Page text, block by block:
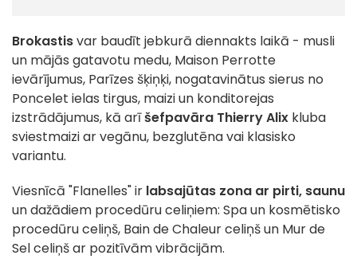
Brokastisvar baudīt jebkurā diennakts laikā - musli
un mājās gatavotu medu, Maison Perrotte
ievārījumus, Parīzes šķiņķi, nogatavinātus sierus no
Poncelet ielas tirgus, maizi un konditorejas
izstrādājumus, kā arīšefpavāra Thierry Alix kluba
sviestmaizi ar vegānu, bezglutēna vai klasisko
variantu.
Viesnīcā "Flanelles" ir labsajūtas zona ar pirti, saunu
un dažādiem procedūru celiņiem: Spa un kosmētisko
procedūru celiņš, Bain de Chaleur celiņš un Mur de
Sel celiņš ar pozitīvām vibrācijām.